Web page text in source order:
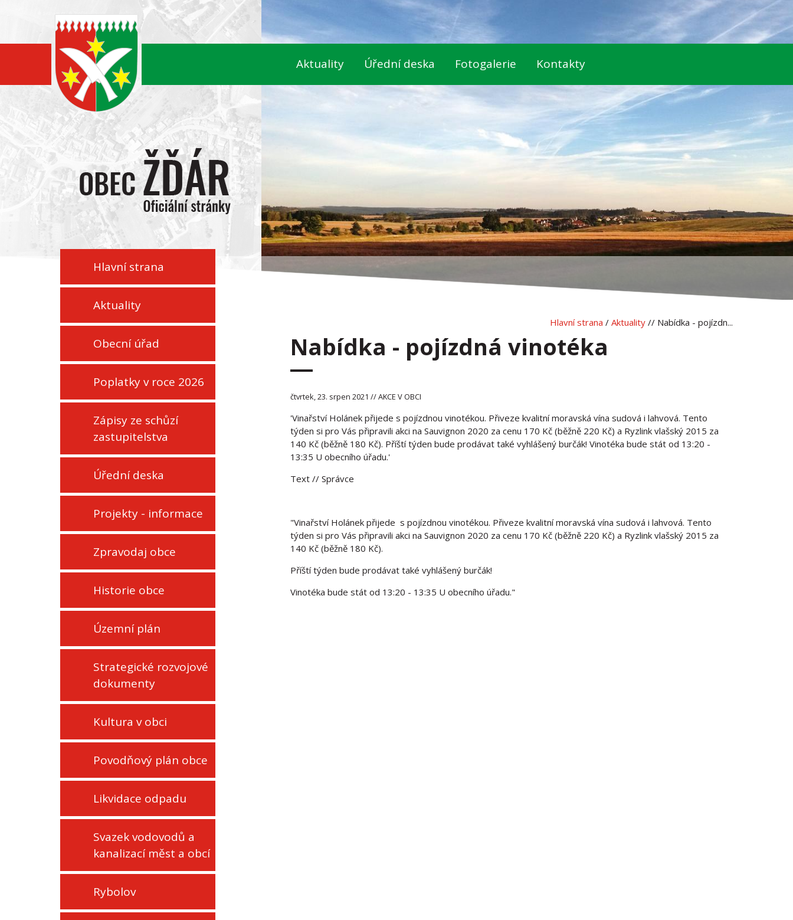
Aktuality Úřední deska Fotogalerie Kontakty
Hlavní strana
Aktuality
Obecní úřad
Poplatky v roce 2026
Zápisy ze schůzí
zastupitelstva
Úřední deska
Projekty - informace
Zpravodaj obce
Historie obce
Územní plán
Strategické rozvojové
dokumenty
Kultura v obci
Povodňový plán obce
Likvidace odpadu
Svazek vodovodů a
kanalizací měst a obcí
Rybolov
Hlavní strana / Aktuality // Nabídka - pojízdn...
Nabídka - pojízdná vinotéka
čtvrtek, 23. srpen 2021 // AKCE V OBCI
'Vinařství Holánek přijede s pojízdnou vinotékou. Přiveze kvalitní moravská vína sudová i lahvová. Tento
týden si pro Vás připravili akci na Sauvignon 2020 za cenu 170 Kč (běžně 220 Kč) a Ryzlink vlašský 2015 za
140 Kč (běžně 180 Kč). Příští týden bude prodávat také vyhlášený burčák! Vinotéka bude stát od 13:20 -
13:35 U obecního úřadu.'
Text // Správce
"Vinařství Holánek přijede s pojízdnou vinotékou. Přiveze kvalitní moravská vína sudová i lahvová. Tento
týden si pro Vás připravili akci na Sauvignon 2020 za cenu 170 Kč (běžně 220 Kč) a Ryzlink vlašský 2015 za
140 Kč (běžně 180 Kč).
Příští týden bude prodávat také vyhlášený burčák!
Vinotéka bude stát od 13:20 - 13:35 U obecního úřadu."